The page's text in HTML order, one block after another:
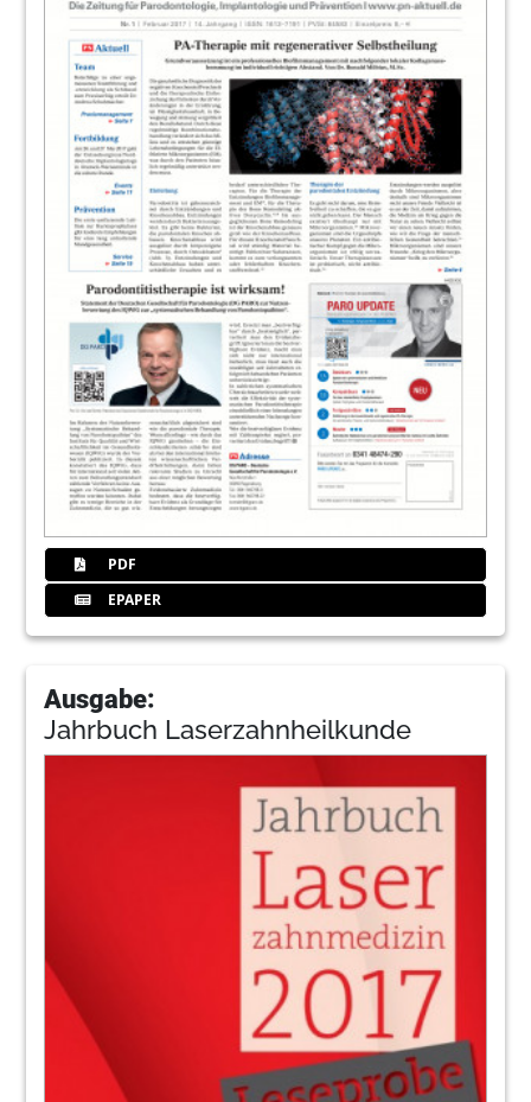
96INTERVIEW with Berk Ozogul
faces of dentistry
Imprint
Redaktion
International Magazines
PDF
EPAPER
Ausgabe:
Jahrbuch Laserzahnheilkunde